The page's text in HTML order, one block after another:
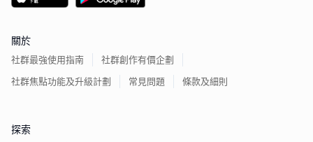
關於
社群最強使用指南
社群創作有價企劃
社群焦點功能及升級計劃
常見問題 條款及細則
探索